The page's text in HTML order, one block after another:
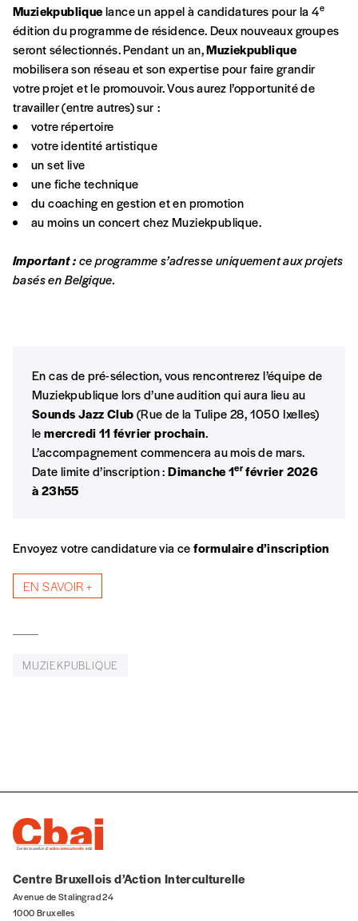
Les mots de passe ne correspondent pas
Vous vous abonnez pour l’année civile en
cours ou vous commandez au numéro.
Vous indiquez si vous souhaitez recevoir la
revue en format papier ou numérique.
Vous renseignez vos coordonnées.
Vous versez le montant de votre choix sur le
compte
2190avec en communication le numéro de
la commande renseigné dans le mail de
confirmation et la mention “participation
Imag”.
NB: Vous pouvez choisir de participer
financièrement à tout moment, même après
NOS
FORMULES
1 an = 5 numéros
20€*
Par numéro
Je m'abonne à l'Imag
Format papier (livraison uniquement
Format numérique
Muziekpubliquelance un appel à candidatures pour la 4e
édition du programme de résidence. Deux nouveaux groupes
seront sélectionnés. Pendant un an,Muziekpublique
mobilisera son réseau et son expertise pour faire grandir
votre projet et le promouvoir. Vous aurez l’opportunité de
travailler (entre autres) sur :
votre répertoire
votre identité artistique
un set live
une fiche technique
du coaching en gestion et en promotion
au moins un concert chez Muziekpublique.
Important :ce programme s’adresse uniquement aux projets
basés en Belgique.
En cas de pré-sélection, vous rencontrerez l’équipe de
Muziekpublique lors d’une audition qui aura lieu au
Sounds Jazz Club(Rue de la Tulipe 28, 1050 Ixelles)
lemercredi 11 février prochain.
L’accompagnement commencera au mois de mars.
Date limite d’inscription :Dimanche 1erfévrier 2026
à 23h55
Envoyez votre candidature via ceformulaire d’inscription
EN SAVOIR +
MUZIEKPUBLIQUE
Centre Bruxellois d’Action Interculturelle
Avenue de Stalingrad 24
1000 Bruxelles